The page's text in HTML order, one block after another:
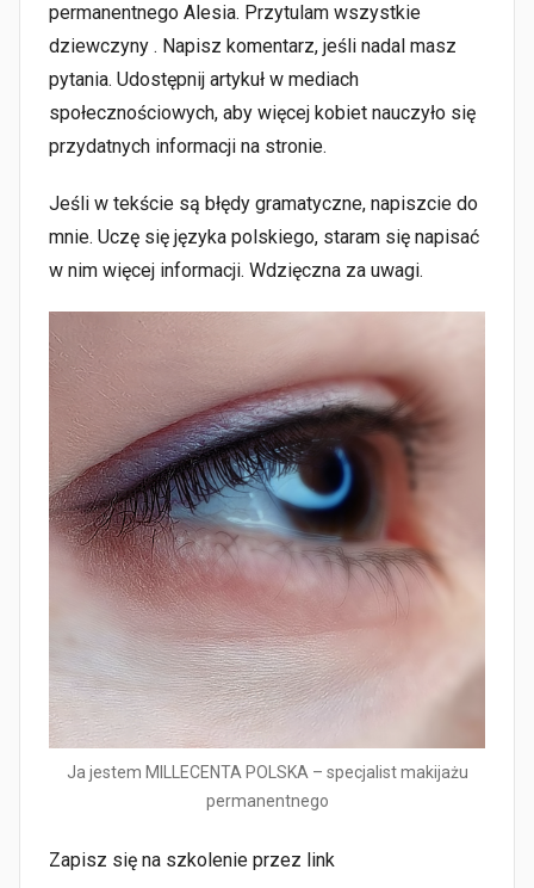
permanentnego Alesia. Przytulam wszystkie
dziewczyny . Napisz komentarz, jeśli nadal masz
pytania. Udostępnij artykuł w mediach
społecznościowych, aby więcej kobiet nauczyło się
przydatnych informacji na stronie.
Jeśli w tekście są błędy gramatyczne, napiszcie do
mnie. Uczę się języka polskiego, staram się napisać
w nim więcej informacji. Wdzięczna za uwagi.
Ja jestem MILLECENTA POLSKA – specjalist makijażu
permanentnego
Zapisz się na szkolenie przez link